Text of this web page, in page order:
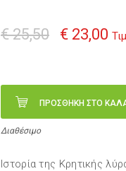
€ 25,50 € 23,00
ΠΡΟΣΘΗΚΗ ΣΤΟ
Διαθέσιμο
Ιστορία της Κρητικής